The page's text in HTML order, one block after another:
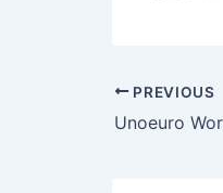
PREVIOUS
Unoeuro